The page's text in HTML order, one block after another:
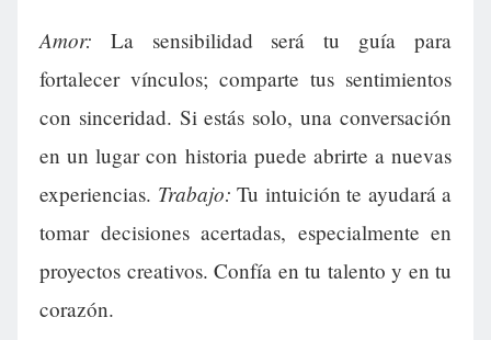
Amor: La sensibilidad será tu guía para
fortalecer vínculos; comparte tus sentimientos
con sinceridad. Si estás solo, una conversación
en un lugar con historia puede abrirte a nuevas
experiencias. Trabajo: Tu intuición te ayudará a
tomar decisiones acertadas, especialmente en
proyectos creativos. Confía en tu talento y en tu
corazón.